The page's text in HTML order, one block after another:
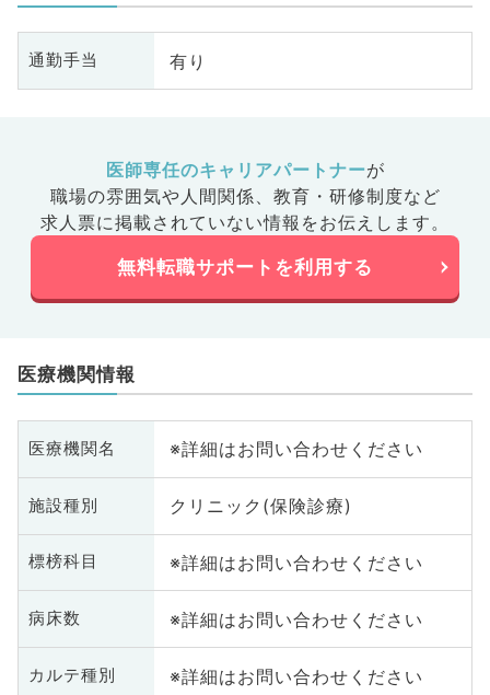
通勤手当 有り
医師専任のキャリアパートナーが
職場の雰囲気や人間関係、 教育・研修制度など
求人票に掲載されていない情報をお伝えします。
無料転職サポートを利用する
医療機関情報
医療機関名 ※詳細はお問い合わせください
施設種別 クリニック(保険診療)
標榜科目 ※詳細はお問い合わせください
病床数 ※詳細はお問い合わせください
カルテ種別 ※詳細はお問い合わせください